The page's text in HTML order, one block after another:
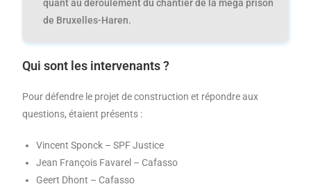
quant au déroulement du chantier de la méga prison
de Bruxelles-Haren.
Qui sont les intervenants ?
Pour défendre le projet de construction et répondre aux
questions, étaient présents :
Vincent Sponck – SPF Justice
Jean François Favarel – Cafasso
Geert Dhont – Cafasso